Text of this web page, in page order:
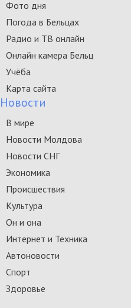
Фото дня
Погода в Бельцах
Радио и ТВ онлайн
Онлайн камера Бельц
Учёба
Карта сайта
Новости
В мире
Новости Молдова
Новости СНГ
Экономика
Происшествия
Культура
Он и она
Интернет и Техника
Автоновости
Спорт
Здоровье